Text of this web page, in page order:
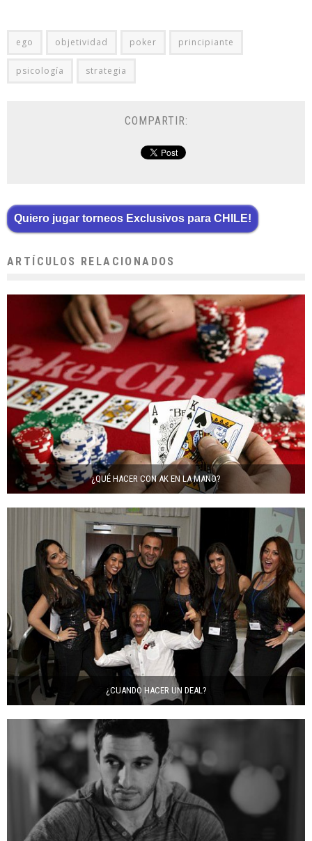
ego objetividad poker principiante
psicología strategia
COMPARTIR:
Quiero jugar torneos Exclusivos para CHILE!
ARTÍCULOS RELACIONADOS
¿QUÉ HACER CON AK EN LA MANO?
¿CUANDO HACER UN DEAL?